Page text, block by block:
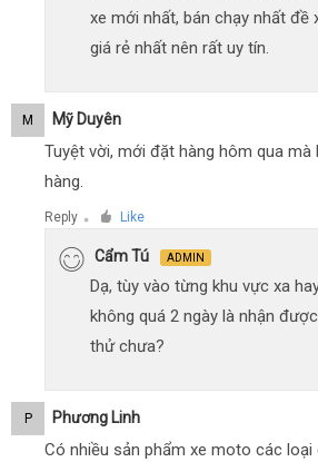
xe mới nhất, bán chạy nhất đề
giá rẻ nhất nên rất uy tín.
M Mỹ Duyên
Tuyệt vời, mới đặt hàng hôm qua
hàng.
Reply ● Like
Cẩm Tú ADMIN
Dạ, tùy vào từng khu vực xa
không quá 2 ngày là nhận
thử chưa?
P Phương Linh
Có nhiều sản phẩm xe moto các